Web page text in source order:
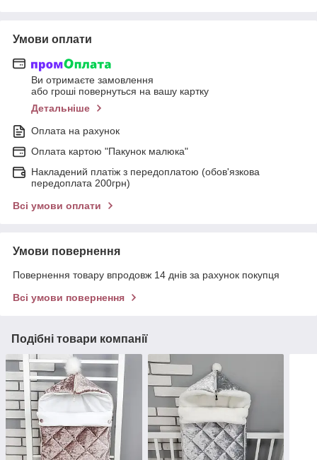
Умови оплати
Ви отримаєте замовлення
або гроші повернуться на вашу картку
Детальніше
Оплата на рахунок
Оплата картою "Пакунок малюка"
Накладений платіж з передоплатою (обов'язкова
передоплата 200грн)
Всі умови оплати
Умови повернення
Повернення товару впродовж 14 днів за рахунок покупця
Всі умови повернення
Подібні товари компанії